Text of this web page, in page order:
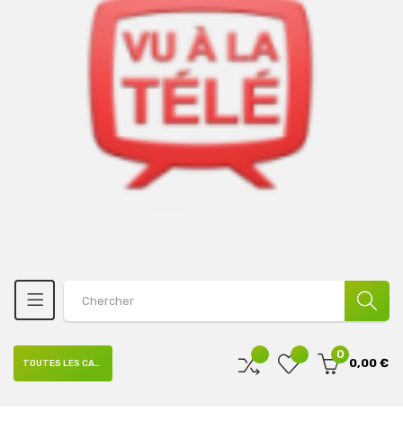
0
0,00 €
TOUTES LES CATÉGORIES